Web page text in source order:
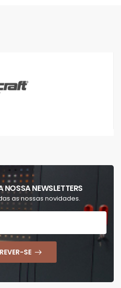
NOSSA NEWSLETTERS
as nossas novidades.
SE